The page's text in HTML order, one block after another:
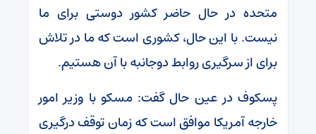
متحده در حال حاضر کشور دوستی برای ما
نیست. با این حال، کشوری است که ما در تلاش
برای از سرگیری روابط دوجانبه با آن هستیم.
پسکوف در عین حال گفت: مسکو با وزیر امور
خارجه آمریکا موافق است که زمان توقف درگیری